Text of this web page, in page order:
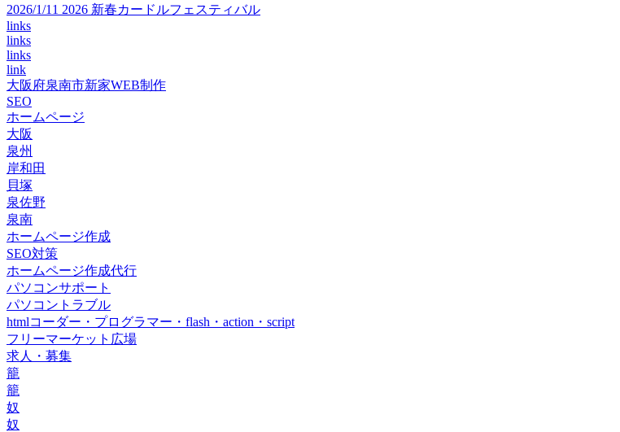
2026/1/11 2026 新春カードルフェスティバル
links
links
links
link
大阪府泉南市新家WEB制作
SEO
ホームページ
大阪
泉州
岸和田
貝塚
泉佐野
泉南
ホームページ作成
SEO対策
ホームページ作成代行
パソコンサポート
パソコントラブル
htmlコーダー・プログラマー・flash・action・script
フリーマーケット広場
求人・募集
籠
籠
奴
奴